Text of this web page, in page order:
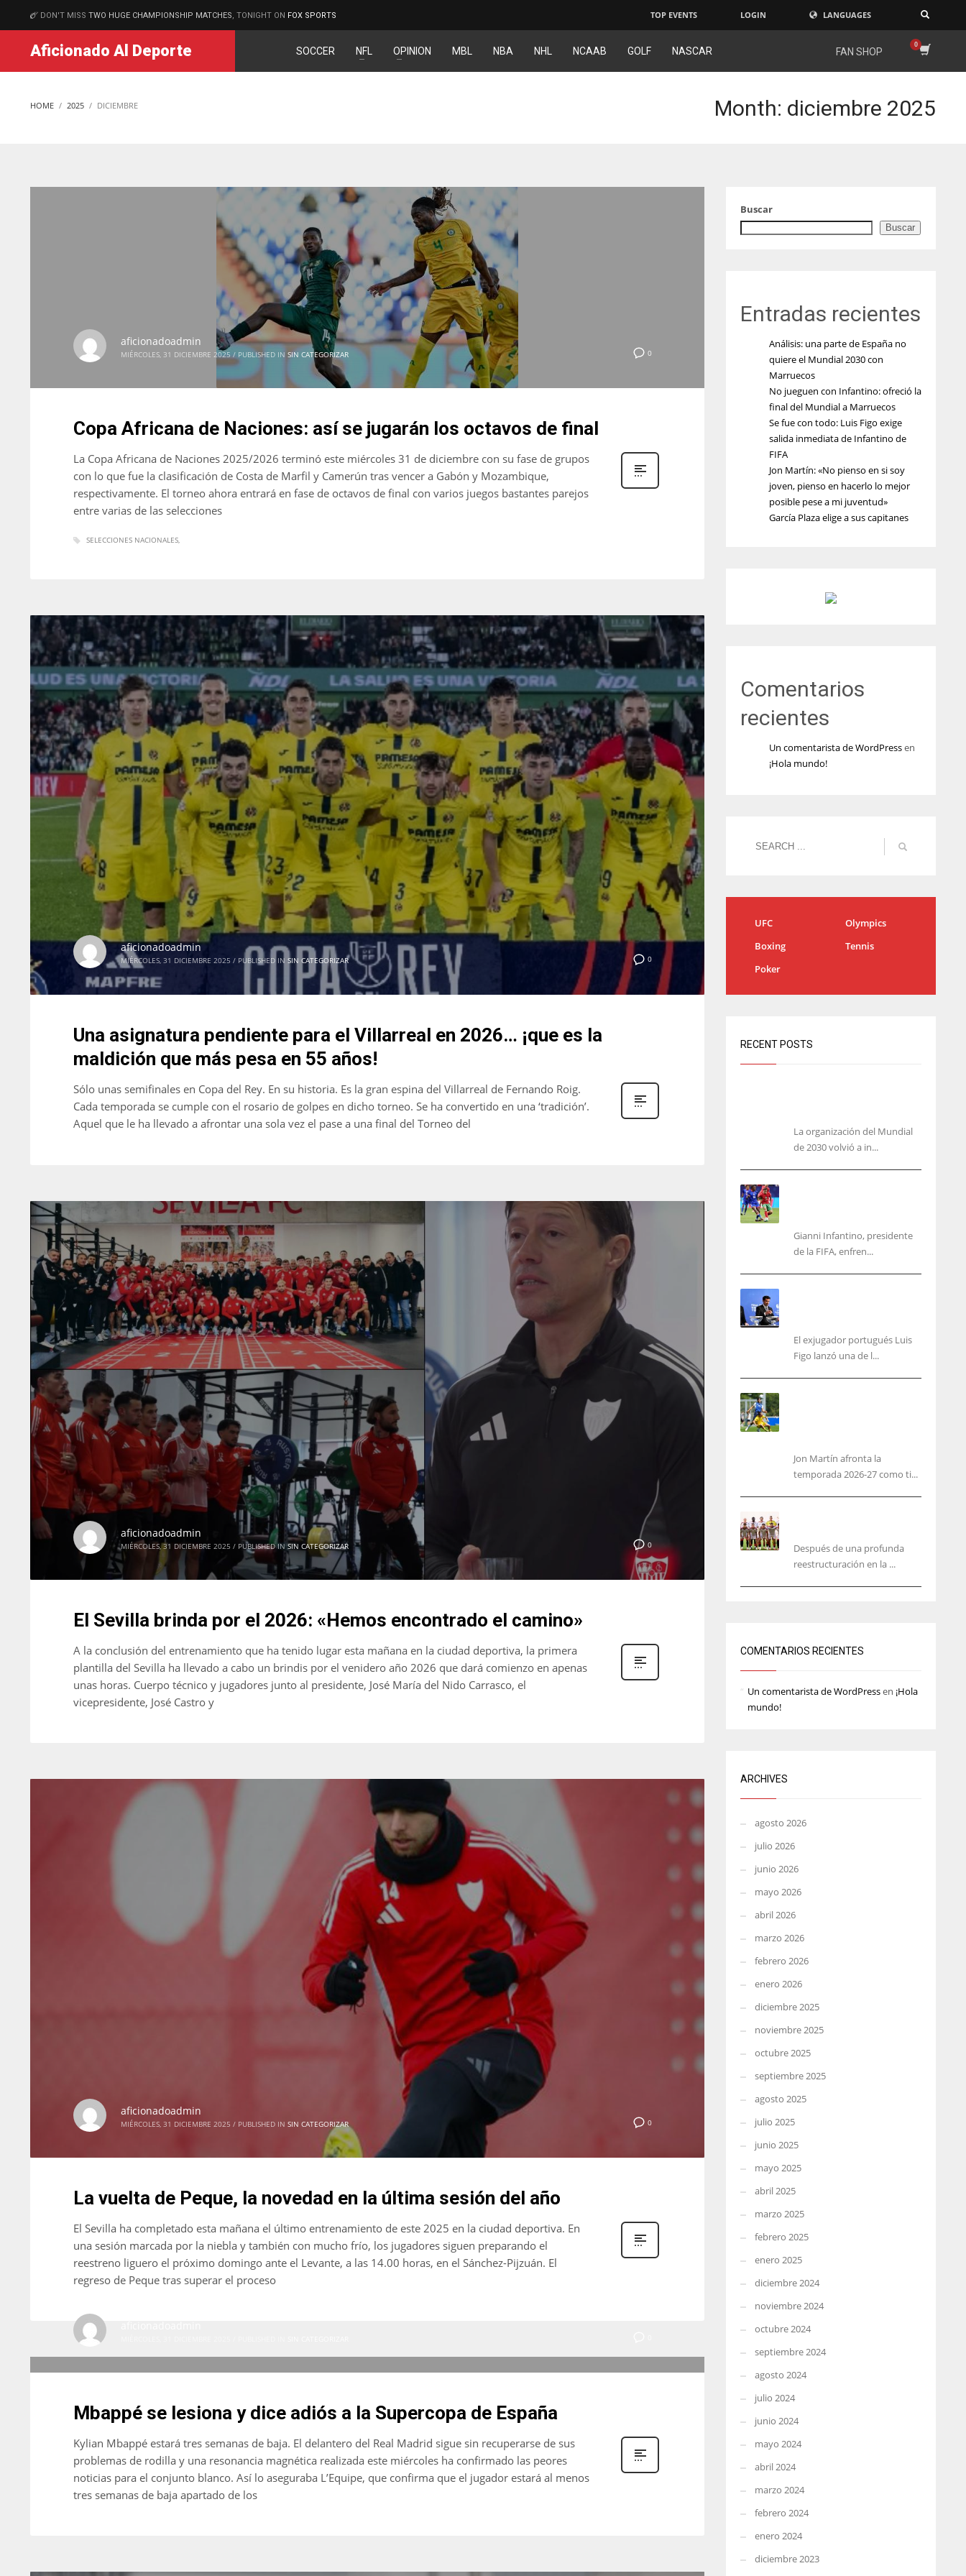
MATCHES
NYJ
ATL
24
ATL
24
IND
MIN
6
DEN
PIT
20
DAL
22
26
DON'T MISS TWO HUGE CHAMPIONSHIP MATCHES , TONIGHT ON FOX SPORTS TOP EVENTS LOGIN LANGUAGES
Aficionado Al Deporte SOCCER NFL OPINION MBL NBA NHL NCAAB GOLF NASCAR FAN SHOP
HOME 2025 DICIEMBRE Month: diciembre 2025
0
aficionadoadmin
MIÉRCOLES, 31 DICIEMBRE 2025 / PUBLISHED IN SIN CATEGORIZAR
Copa Africana de Naciones: así se jugarán los octavos de final
La Copa Africana de Naciones 2025/2026 terminó este miércoles 31 de diciembre con su fase de grupos
con lo que fue la clasificación de Costa de Marfil y Camerún tras vencer a Gabón y Mozambique,
respectivamente. El torneo ahora entrará en fase de octavos de final con varios juegos bastantes parejos
entre varias de las selecciones
SELECCIONES NACIONALES
0
aficionadoadmin
MIÉRCOLES, 31 DICIEMBRE 2025 / PUBLISHED IN SIN CATEGORIZAR
Una asignatura pendiente para el Villarreal en 2026… ¡que es la
maldición que más pesa en 55 años!
Sólo unas semifinales en Copa del Rey. En su historia. Es la gran espina del Villarreal de Fernando Roig.
Cada temporada se cumple con el rosario de golpes en dicho torneo. Se ha convertido en una ‘tradición’.
Aquel que le ha llevado a afrontar una sola vez el pase a una final del Torneo del
0
aficionadoadmin
MIÉRCOLES, 31 DICIEMBRE 2025 / PUBLISHED IN SIN CATEGORIZAR
El Sevilla brinda por el 2026: «Hemos encontrado el camino»
A la conclusión del entrenamiento que ha tenido lugar esta mañana en la ciudad deportiva, la primera
plantilla del Sevilla ha llevado a cabo un brindis por el venidero año 2026 que dará comienzo en apenas
unas horas. Cuerpo técnico y jugadores junto al presidente, José María del Nido Carrasco, el
vicepresidente, José Castro y
0
aficionadoadmin
MIÉRCOLES, 31 DICIEMBRE 2025 / PUBLISHED IN SIN CATEGORIZAR
La vuelta de Peque, la novedad en la última sesión del año
El Sevilla ha completado esta mañana el último entrenamiento de este 2025 en la ciudad deportiva. En
una sesión marcada por la niebla y también con mucho frío, los jugadores siguen preparando el
reestreno liguero el próximo domingo ante el Levante, a las 14.00 horas, en el Sánchez-Pijzuán. El
regreso de Peque tras superar el proceso
Mbappé se lesiona y dice adiós a la Supercopa de España
Kylian Mbappé estará tres semanas de baja. El delantero del Real Madrid sigue sin recuperarse de sus
problemas de rodilla y una resonancia magnética realizada este miércoles ha confirmado las peores
noticias para el conjunto blanco. Así lo aseguraba L’Equipe, que confirma que el jugador estará al menos
tres semanas de baja apartado de los
Buscar
Buscar
Entradas recientes
Análisis: una parte de España no
quiere el Mundial 2030 con
Marruecos
No jueguen con Infantino: ofreció la
final del Mundial a Marruecos
Se fue con todo: Luis Figo exige
salida inmediata de Infantino de
FIFA
Jon Martín: «No pienso en si soy
joven, pienso en hacerlo lo mejor
posible pese a mi juventud»
García Plaza elige a sus capitanes
Comentarios
recientes
Un comentarista de WordPressen
¡Hola mundo!
UFC
Olympics
Boxing
Tennis
Poker
RECENT POSTS
La organización del Mundial
de 2030 volvió a in...
Gianni Infantino, presidente
de la FIFA, enfren...
El exjugador portugués Luis
Figo lanzó una de l...
Jon Martín afronta la
temporada 2026-27 como ti...
Después de una profunda
reestructuración en la ...
COMENTARIOS RECIENTES
Un comentarista de WordPressen ¡Hola
mundo!
ARCHIVES
agosto 2026
julio 2026
junio 2026
mayo 2026
abril 2026
marzo 2026
febrero 2026
enero 2026
diciembre 2025
noviembre 2025
octubre 2025
septiembre 2025
agosto 2025
julio 2025
junio 2025
mayo 2025
abril 2025
marzo 2025
febrero 2025
enero 2025
diciembre 2024
noviembre 2024
octubre 2024
septiembre 2024
agosto 2024
julio 2024
junio 2024
mayo 2024
abril 2024
marzo 2024
febrero 2024
enero 2024
diciembre 2023